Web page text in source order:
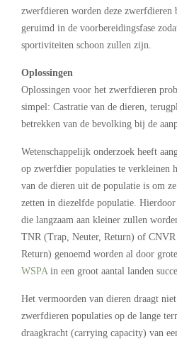
zwerfdieren worden deze
geruimd in de voorbereidingsfase
sportiviteiten schoon zullen zijn.
Oplossingen
Oplossingen voor het zwerfdieren
simpel: Castratie van de dieren,
betrekken van de bevolking bij de
Wetenschappelijk onderzoek heeft
op zwerfdier populaties te verkleinen
van de dieren uit de populatie is om
zetten in diezelfde populatie.
die langzaam aan kleiner zullen
TNR (Trap, Neuter, Return) of
Return) genoemd worden al door
WSPAin een groot aantal landen
Het vermoorden van dieren draagt
zwerfdieren populaties op de lange
draagkracht (carrying capacity) van